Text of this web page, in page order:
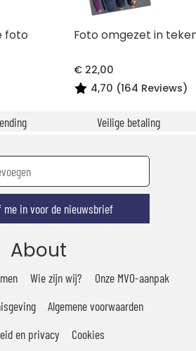
foto Foto omgezet in
€ 22,00
4,70 (164 Reviews)
Veilige betaling
in voor de nieuwsbrief
About
Wie zijn wij?
Onze MVO-aanpak
Algemene voorwaarden
en privacy
Cookies